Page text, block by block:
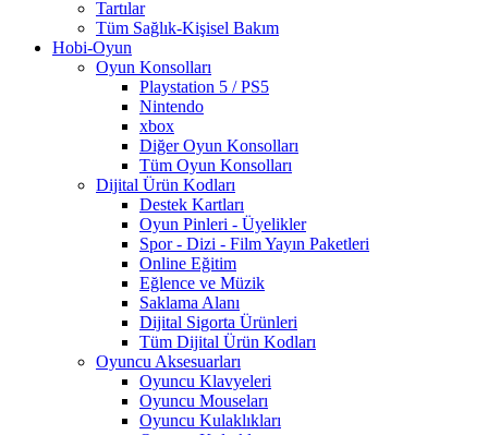
Tartılar
Tüm Sağlık-Kişisel Bakım
Hobi-Oyun
Oyun Konsolları
Playstation 5 / PS5
Nintendo
xbox
Diğer Oyun Konsolları
Tüm Oyun Konsolları
Dijital Ürün Kodları
Destek Kartları
Oyun Pinleri - Üyelikler
Spor - Dizi - Film Yayın Paketleri
Online Eğitim
Eğlence ve Müzik
Saklama Alanı
Dijital Sigorta Ürünleri
Tüm Dijital Ürün Kodları
Oyuncu Aksesuarları
Oyuncu Klavyeleri
Oyuncu Mouseları
Oyuncu Kulaklıkları